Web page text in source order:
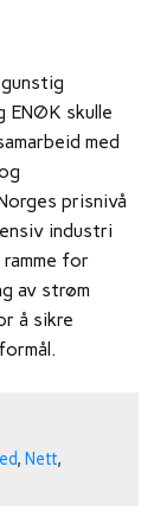
ENØK skulle
med
prisnivå
industri
for
av strøm
å sikre
, Nett,